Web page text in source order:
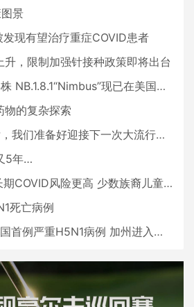
景
现有望治疗重症COVID患者
升，限制加强针接种政策即将出台
现已在美国占据主导地位
物的复杂探索
们准备好迎接下一次大流行了吗？
5年…
风险更高 少数族裔儿童存在差异
死亡病例
例严重H5N1病例 加州进入紧急状态